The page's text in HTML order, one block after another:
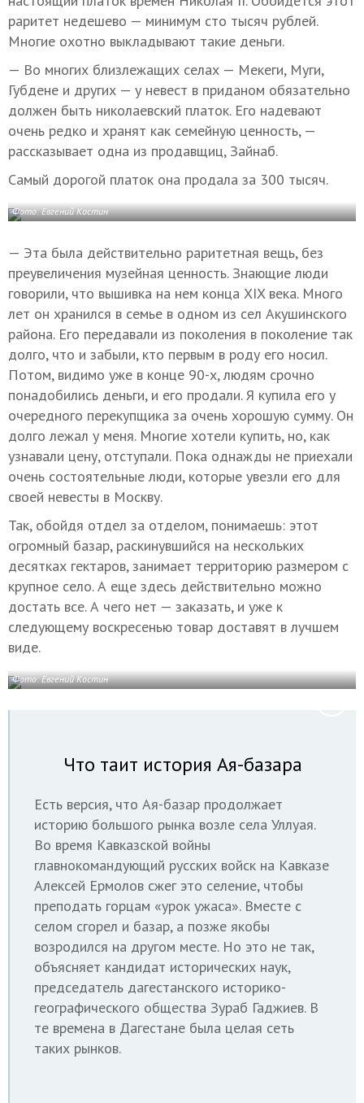
раритет недешево — минимум сто тысяч рублей.
Многие охотно выкладывают такие деньги.
— Во многих близлежащих селах — Мекеги, Муги,
Губдене и других — у невест в приданом обязательно
должен быть николаевский платок. Его надевают
очень редко и хранят как семейную ценность, —
рассказывает одна из продавщиц, Зайнаб.
Самый дорогой платок она продала за 300 тысяч.
Фото: Евгений Костин
— Эта была действительно раритетная вещь, без
преувеличения музейная ценность. Знающие люди
говорили, что вышивка на нем конца XIX века. Много
лет он хранился в семье в одном из сел Акушинского
района. Его передавали из поколения в поколение так
долго, что и забыли, кто первым в роду его носил.
Потом, видимо уже в конце 90-х, людям срочно
понадобились деньги, и его продали. Я купила его у
очередного перекупщика за очень хорошую сумму. Он
долго лежал у меня. Многие хотели купить, но, как
узнавали цену, отступали. Пока однажды не приехали
очень состоятельные люди, которые увезли его для
своей невесты в Москву.
Так, обойдя отдел за отделом, понимаешь: этот
огромный базар, раскинувшийся на нескольких
десятках гектаров, занимает территорию размером с
крупное село. А еще здесь действительно можно
достать все. А чего нет — заказать, и уже к
следующему воскресенью товар доставят в лучшем
виде.
Фото: Евгений Костин
Что таит история Ая-базара
Есть версия, что Ая-базар продолжает
историю большого рынка возле села Уллуая.
Во время Кавказской войны
главнокомандующий русских войск на Кавказе
Алексей Ермолов сжег это селение, чтобы
преподать горцам «урок ужаса». Вместе с
селом сгорел и базар, а позже якобы
возродился на другом месте. Но это не так,
объясняет кандидат исторических наук,
председатель дагестанского историко-
географического общества Зураб Гаджиев. В
те времена в Дагестане была целая сеть
таких рынков.